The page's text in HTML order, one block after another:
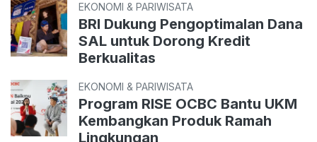
EKONOMI & PARIWISATA
BRI Dukung Pengoptimalan Dana
SAL untuk Dorong Kredit
Berkualitas
EKONOMI & PARIWISATA
Program RISE OCBC Bantu UKM
Kembangkan Produk Ramah
Lingkungan